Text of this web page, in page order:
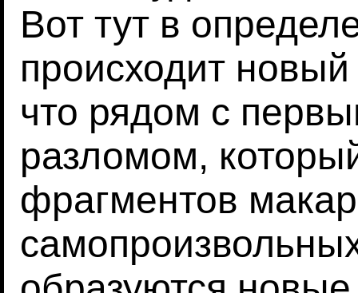
Вот тут в
происходит
что рядом с
разломом,
фрагментов